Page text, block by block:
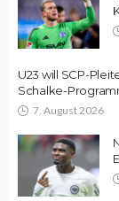
U23 will SCP-
Schalke-
7. August 2026